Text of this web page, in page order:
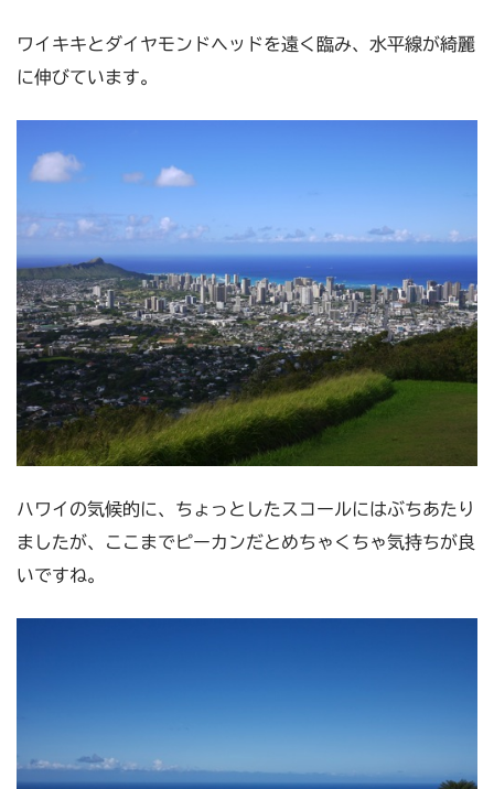
ワイキキとダイヤモンドヘッドを遠く臨み、水平線が綺麗
に伸びています。
ハワイの気候的に、ちょっとしたスコールにはぶちあたり
ましたが、ここまでピーカンだとめちゃくちゃ気持ちが良
いですね。